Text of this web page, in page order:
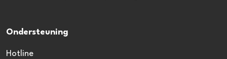
Ondersteuning
Hotline